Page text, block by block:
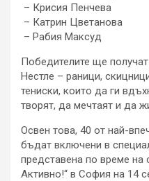
– Крисия Пенчева
– Катрин Цветанова
– Рабия Максуд
Победителите ще
Нестле – раници,
тениски, които да ги
творят, да мечтаят и да
Освен това, 40 от най-
бъдат включени в
представена по време на
Активно!“ в София на 14